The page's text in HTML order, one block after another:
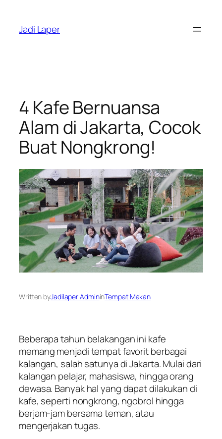
content
Jadi Laper
4 Kafe Bernuansa
Alam di Jakarta, Cocok
Buat Nongkrong!
Written byJadilaper AdmininTempat Makan
Beberapa tahun belakangan ini kafe
memang menjadi tempat favorit berbagai
kalangan, salah satunya di Jakarta. Mulai dari
kalangan pelajar, mahasiswa, hingga orang
dewasa. Banyak hal yang dapat dilakukan di
kafe, seperti nongkrong, ngobrol hingga
berjam-jam bersama teman, atau
mengerjakan tugas.